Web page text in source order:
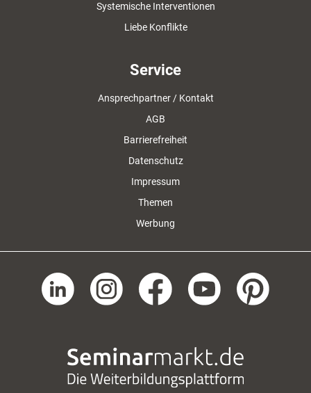
Systemische Interventionen
Liebe Konflikte
Service
Ansprechpartner / Kontakt
AGB
Barrierefreiheit
Datenschutz
Impressum
Themen
Werbung